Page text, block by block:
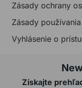
Zásady ochrany
Zásady
Vyhlásenie o
Získajte